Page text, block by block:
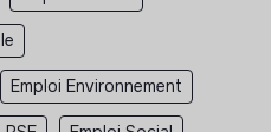
Emploi Environnement